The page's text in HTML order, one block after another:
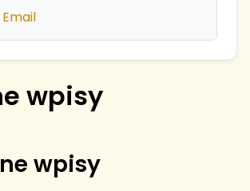
Email
wpisy
wpisy